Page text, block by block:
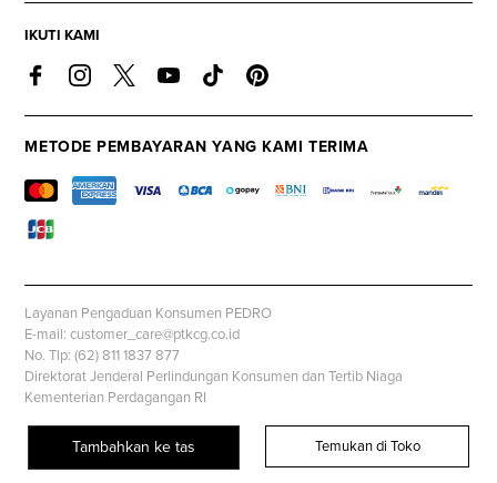
Tambahkan ke tas Temukan di Toko
IKUTI KAMI
METODE PEMBAYARAN YANG KAMI TERIMA
Layanan Pengaduan Konsumen PEDRO
E-mail: customer_care@ptkcg.co.id
No. Tlp: (62) 811 1837 877
Direktorat Jenderal Perlindungan Konsumen dan Tertib Niaga
Kementerian Perdagangan RI
© PEDROSHOES.COM, all rights reserved